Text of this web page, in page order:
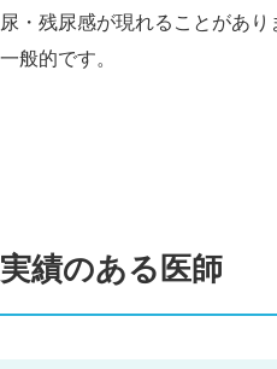
尿・残尿感が現れることがあ
一般的です。
実績のある医師